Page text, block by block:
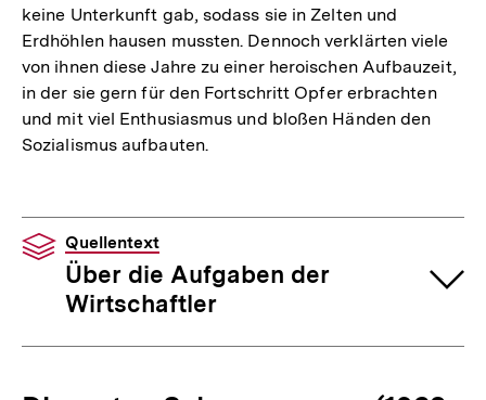
keine Unterkunft gab, sodass sie in Zelten und
Erdhöhlen hausen mussten. Dennoch verklärten viele
von ihnen diese Jahre zu einer heroischen Aufbauzeit,
in der sie gern für den Fortschritt Opfer erbrachten
und mit viel Enthusiasmus und bloßen Händen den
Sozialismus aufbauten.
Quellentext
Über die Aufgaben der
Wirtschaftler